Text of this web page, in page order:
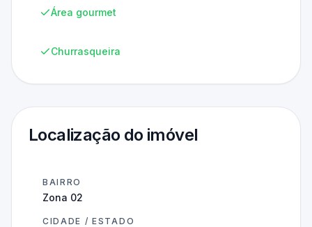
Área gourmet
Churrasqueira
Localização do imóvel
BAIRRO
Zona 02
CIDADE / ESTADO